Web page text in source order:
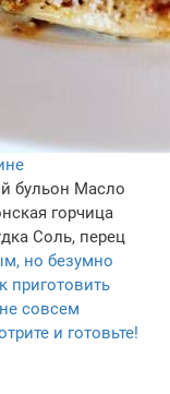
бульон Масло
горчица
Соль, перец
но безумно
приготовить
совсем
и готовьте!